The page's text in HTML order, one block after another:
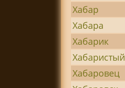
Хабар
Хабара
Хабарик
Хабаристый
Хабаровец